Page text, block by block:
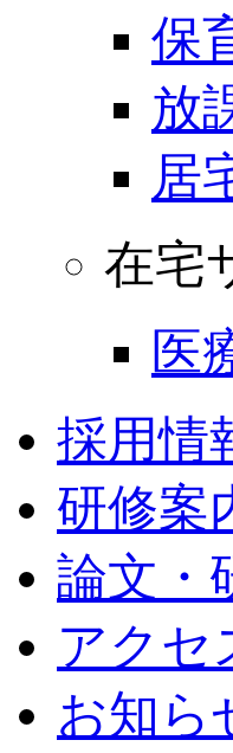
保
放
居
在宅
医
採用情
研修案
論文・
アクセ
お知ら